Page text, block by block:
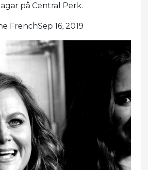
på Central Perk.
FrenchSep 16, 2019